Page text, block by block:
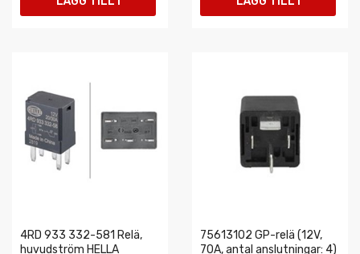
4RD 933 332-581 Relä,
huvudström HELLA
75613102 GP-relä (12V,
70A, antal anslutningar: 4)